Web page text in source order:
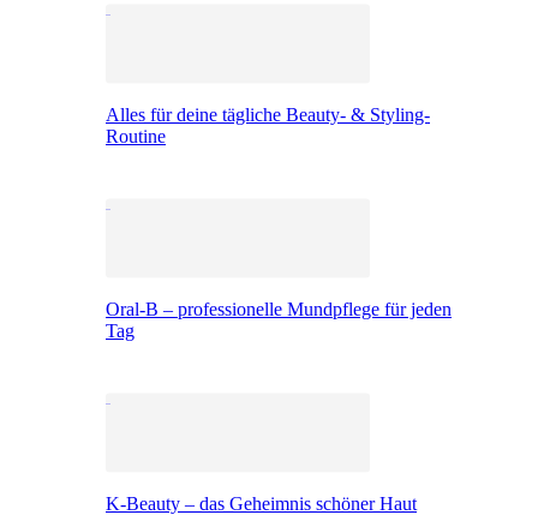
Alles für deine tägliche Beauty- & Styling-
Routine
Oral-B – professionelle Mundpflege für jeden
Tag
K-Beauty – das Geheimnis schöner Haut